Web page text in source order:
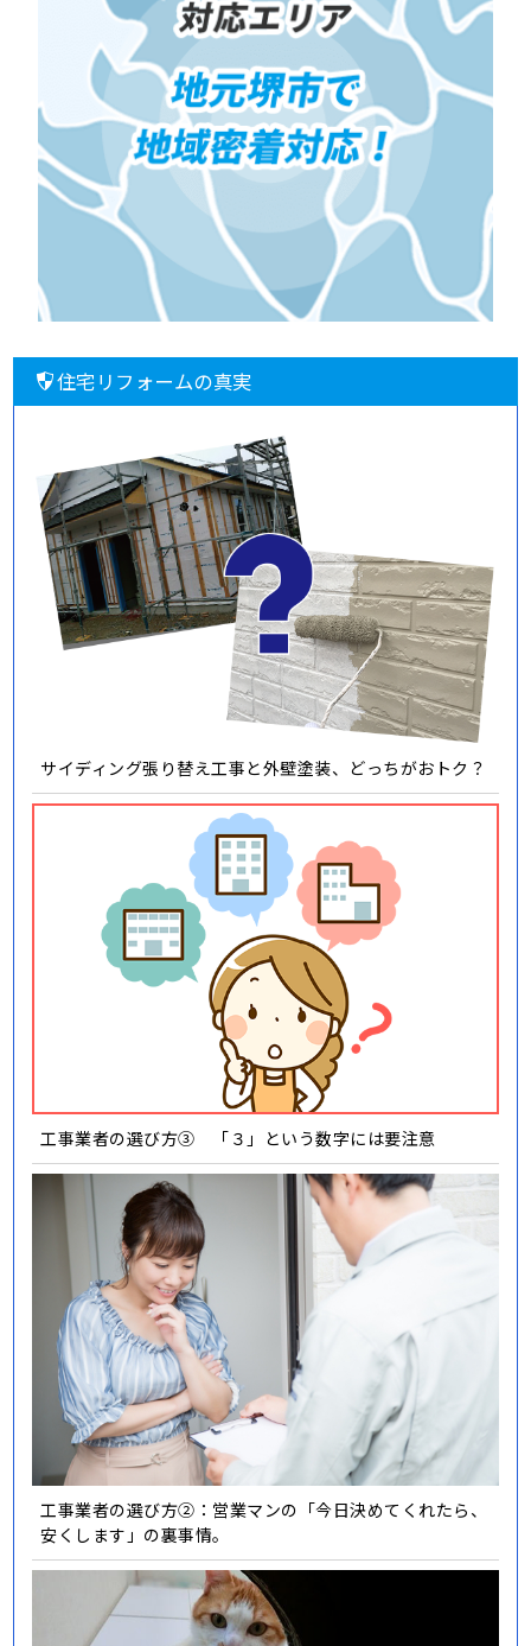
住宅リフォームの真実
サイディング張り替え工事と外壁塗装、どっちがおトク？
工事業者の選び方③ 「３」という数字には要注意
工事業者の選び方②：営業マンの「今日決めてくれたら、
安くします」の裏事情。